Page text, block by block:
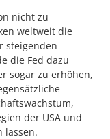
nicht zu
weltweit die
steigenden
die Fed dazu
sogar zu erhöhen,
der USA und
lassen.